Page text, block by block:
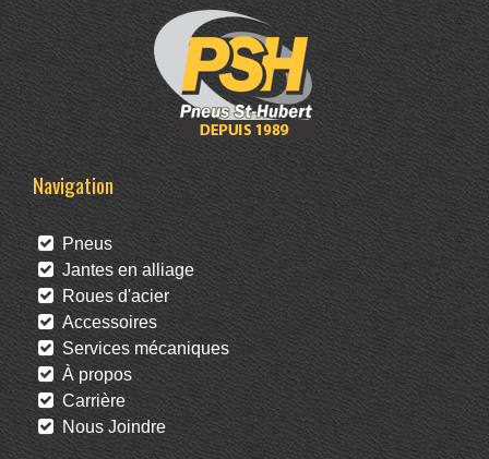
Navigation
Pneus
Jantes en alliage
Roues d'acier
Accessoires
Services mécaniques
À propos
Carrière
Nous Joindre